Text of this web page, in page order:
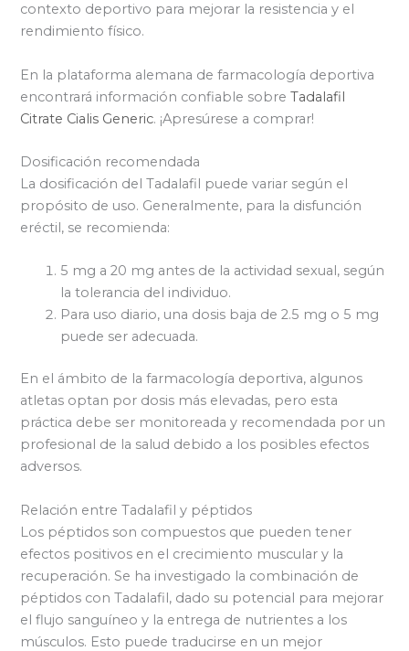
contexto deportivo para mejorar la resistencia y el
rendimiento físico.
En la plataforma alemana de farmacología deportiva
encontrará información confiable sobreTadalafil
Citrate Cialis Generic. ¡Apresúrese a comprar!
Dosificación recomendada
La dosificación del Tadalafil puede variar según el
propósito de uso. Generalmente, para la disfunción
eréctil, se recomienda:
5 mg a 20 mg antes de la actividad sexual, según
la tolerancia del individuo.
Para uso diario, una dosis baja de 2.5 mg o 5 mg
puede ser adecuada.
En el ámbito de la farmacología deportiva, algunos
atletas optan por dosis más elevadas, pero esta
práctica debe ser monitoreada y recomendada por un
profesional de la salud debido a los posibles efectos
adversos.
Relación entre Tadalafil y péptidos
Los péptidos son compuestos que pueden tener
efectos positivos en el crecimiento muscular y la
recuperación. Se ha investigado la combinación de
péptidos con Tadalafil, dado su potencial para mejorar
el flujo sanguíneo y la entrega de nutrientes a los
músculos. Esto puede traducirse en un mejor